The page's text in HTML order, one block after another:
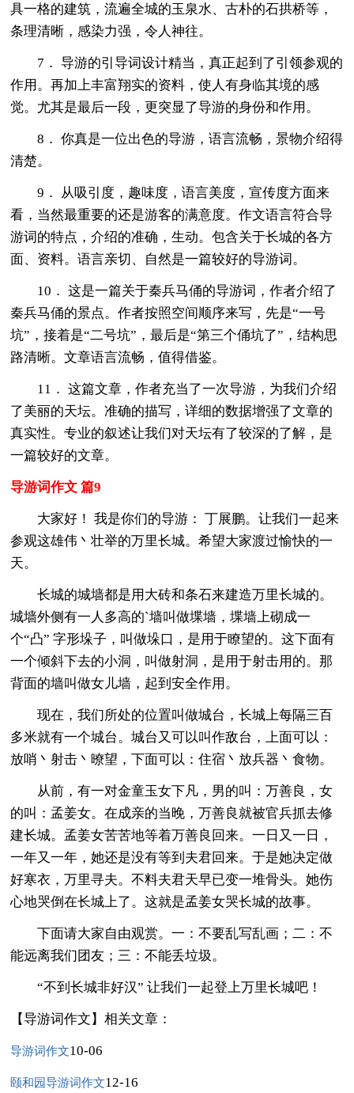
具一格的建筑，流遍全城的玉泉水、古朴的石拱桥等，
条理清晰，感染力强，令人神往。
7． 导游的引导词设计精当，真正起到了引领参观的
作用。再加上丰富翔实的资料，使人有身临其境的感
觉。尤其是最后一段，更突显了导游的身份和作用。
8． 你真是一位出色的导游，语言流畅，景物介绍得
清楚。
9． 从吸引度，趣味度，语言美度，宣传度方面来
看，当然最重要的还是游客的满意度。作文语言符合导
游词的特点，介绍的准确，生动。包含关于长城的各方
面、资料。语言亲切、自然是一篇较好的导游词。
10． 这是一篇关于秦兵马俑的导游词，作者介绍了
秦兵马俑的景点。作者按照空间顺序来写，先是“一号
坑”，接着是“二号坑”，最后是“第三个俑坑了”，结构思
路清晰。文章语言流畅，值得借鉴。
11． 这篇文章，作者充当了一次导游，为我们介绍
了美丽的天坛。准确的描写，详细的数据增强了文章的
真实性。专业的叙述让我们对天坛有了较深的了解，是
一篇较好的文章。
导游词作文 篇9
大家好！ 我是你们的导游： 丁展鹏。让我们一起来
参观这雄伟丶壮举的万里长城。希望大家渡过愉快的一
天。
长城的城墙都是用大砖和条石来建造万里长城的。
城墙外侧有一人多高的`墙叫做堞墙，堞墙上砌成一
个“凸” 字形垛子，叫做垛口，是用于瞭望的。这下面有
一个倾斜下去的小洞，叫做射洞，是用于射击用的。那
背面的墙叫做女儿墙，起到安全作用。
现在，我们所处的位置叫做城台，长城上每隔三百
多米就有一个城台。城台又可以叫作敌台，上面可以：
放哨丶射击丶暸望，下面可以：住宿丶放兵器丶食物。
从前，有一对金童玉女下凡，男的叫：万善良，女
的叫：孟姜女。在成亲的当晚，万善良就被官兵抓去修
建长城。孟姜女苦苦地等着万善良回来。一日又一日，
一年又一年，她还是没有等到夫君回来。于是她决定做
好寒衣，万里寻夫。不料夫君天早已变一堆骨头。她伤
心地哭倒在长城上了。这就是孟姜女哭长城的故事。
下面请大家自由观赏。一：不要乱写乱画；二：不
能远离我们团友；三：不能丢垃圾。
“不到长城非好汉” 让我们一起登上万里长城吧！
【导游词作文】相关文章：
导游词作文10-06
颐和园导游词作文12-16